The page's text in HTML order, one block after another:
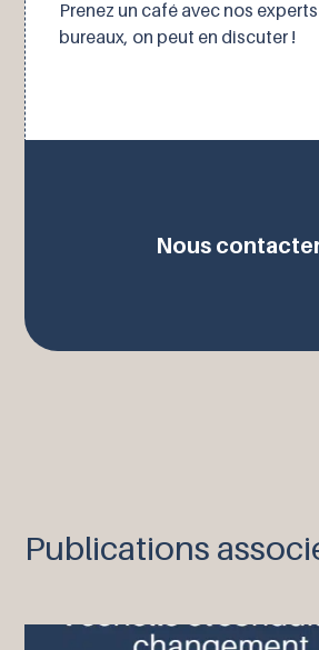
Prenez un café avec nos
bureaux, on peut en discuter !
Nous
Publications